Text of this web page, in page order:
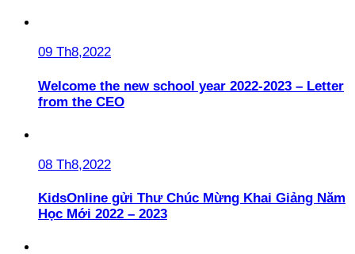
09 Th8,2022
Welcome the new school year 2022-2023 – Letter
from the CEO
08 Th8,2022
KidsOnline gửi Thư Chúc Mừng Khai Giảng Năm
Học Mới 2022 – 2023